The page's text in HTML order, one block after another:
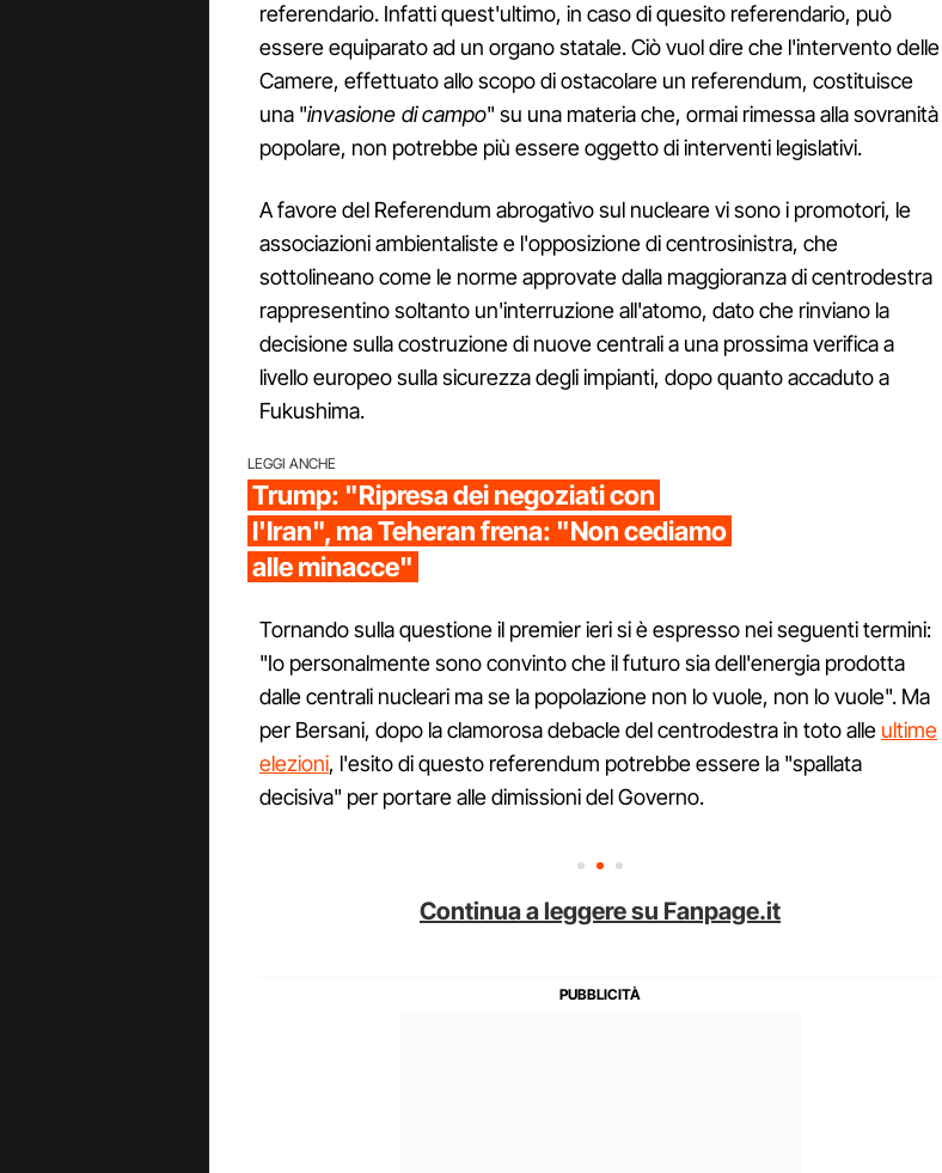
referendario. Infatti quest'ultimo, in caso di quesito referendario, può
essere equiparato ad un organo statale. Ciò vuol dire che l'intervento delle
Camere, effettuato allo scopo di ostacolare un referendum, costituisce
una "invasione di campo" su una materia che, ormai rimessa alla sovranità
popolare, non potrebbe più essere oggetto di interventi legislativi.
A favore del Referendum abrogativo sul nucleare vi sono i promotori, le
associazioni ambientaliste e l'opposizione di centrosinistra, che
sottolineano come le norme approvate dalla maggioranza di centrodestra
rappresentino soltanto un'interruzione all'atomo, dato che rinviano la
decisione sulla costruzione di nuove centrali a una prossima verifica a
livello europeo sulla sicurezza degli impianti, dopo quanto accaduto a
Fukushima.
LEGGI ANCHE
Trump: "Ripresa dei negoziati con
l'Iran", ma Teheran frena: "Non cediamo
alle minacce"
Tornando sulla questione il premier ieri si è espresso nei seguenti termini:
"Io personalmente sono convinto che il futuro sia dell'energia prodotta
dalle centrali nucleari ma se la popolazione non lo vuole, non lo vuole". Ma
per Bersani, dopo la clamorosa debacle del centrodestra in toto alle ultime
elezioni, l'esito di questo referendum potrebbe essere la "spallata
decisiva" per portare alle dimissioni del Governo.
Continua a leggere su Fanpage.it